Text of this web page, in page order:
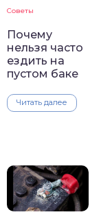
Советы
Почему
нельзя часто
ездить на
пустом баке
Читать далее